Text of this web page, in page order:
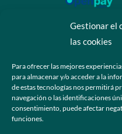
Gestionar el
las cookies
Para ofrecer las mejores
para almacenar y/o acceder a la
de estas tecnologías nos permitirá
navegación o las identificaciones
consentimiento, puede afectar
funciones.
 +52 55 6173 7725
 hola@grupo-